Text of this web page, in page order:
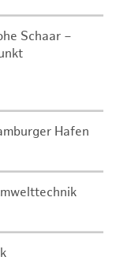
Schaar –
Hafen